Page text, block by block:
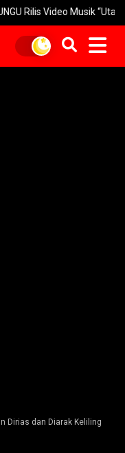
Musik “Utara-Selatan”
Dirias dan Diarak Keliling